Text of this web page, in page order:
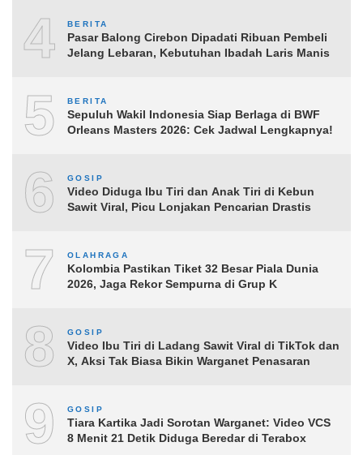
4 BERITA
Pasar Balong Cirebon Dipadati Ribuan Pembeli
Jelang Lebaran, Kebutuhan Ibadah Laris Manis
5 BERITA
Sepuluh Wakil Indonesia Siap Berlaga di BWF
Orleans Masters 2026: Cek Jadwal Lengkapnya!
6 GOSIP
Video Diduga Ibu Tiri dan Anak Tiri di Kebun
Sawit Viral, Picu Lonjakan Pencarian Drastis
7 OLAHRAGA
Kolombia Pastikan Tiket 32 Besar Piala Dunia
2026, Jaga Rekor Sempurna di Grup K
8 GOSIP
Video Ibu Tiri di Ladang Sawit Viral di TikTok dan
X, Aksi Tak Biasa Bikin Warganet Penasaran
9 GOSIP
Tiara Kartika Jadi Sorotan Warganet: Video VCS
8 Menit 21 Detik Diduga Beredar di Terabox